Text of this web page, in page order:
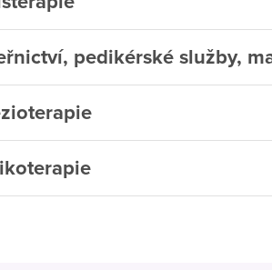
pedikérské služby,